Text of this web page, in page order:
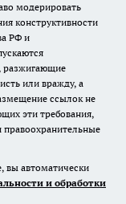
модерировать
конструктивности
РФ и
разжигающие
или вражду, а
ссылок не
эти требования,
правоохранительные
вы автоматически
и обработки